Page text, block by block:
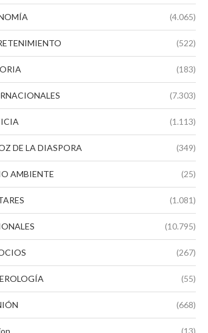
(4.065)
(522)
(183)
(7.303)
(1.113)
DE LA DIASPORA (349)
AMBIENTE (25)
(1.081)
(10.795)
(267)
(55)
(668)
(13)